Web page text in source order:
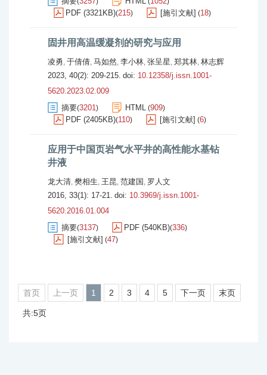
PDF (3321KB)(215) [施引文献] (18)
固井用高温缓凝剂的研究与应用
凌勇, 于倩倩, 马如然, 李小林, 张呈星, 郑其林, 林志辉
2023, 40(2): 209-215. doi: 10.12358/j.issn.1001-
5620.2023.02.009
摘要(3201) HTML (909)
PDF (2405KB)(110) [施引文献] (6)
应用于中国页岩气水平井的高性能水基钻
井液
龙大清, 樊相生, 王昆, 范建国 , 罗人文
2016, 33(1): 17-21. doi: 10.3969/j.issn.1001-
5620.2016.01.004
摘要(3137) PDF (540KB)(336)
[施引文献] (47)
首页 上一页 1 2 3 4 5 下一页 末页
共:5页